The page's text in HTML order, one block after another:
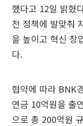
했다고 12일 밝혔
전 정책에 발맞춰
을 높이고 혁신 창
다.
협약에 따라 BNK
연금 10억원을 출
으로 총 200억원